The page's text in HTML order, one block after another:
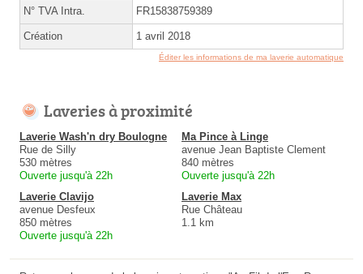
N° TVA Intra. FR15838759389
Création 1 avril 2018
Éditer les informations de ma laverie automatique
Laveries à proximité
Laverie Wash'n dry Boulogne
Rue de Silly
530 mètres
Ouverte jusqu'à 22h
Ma Pince à Linge
avenue Jean Baptiste Clement
840 mètres
Ouverte jusqu'à 22h
Laverie Clavijo
avenue Desfeux
850 mètres
Ouverte jusqu'à 22h
Laverie Max
Rue Château
1.1 km